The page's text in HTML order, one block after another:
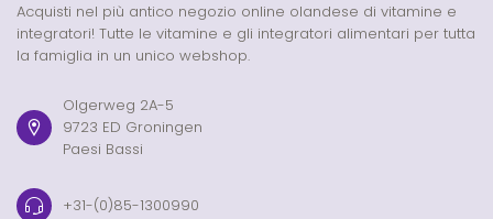
Acquisti nel più antico negozio online olandese di vitamine e
integratori! Tutte le vitamine e gli integratori alimentari per tutta
la famiglia in un unico webshop.
Olgerweg 2A-5
9723 ED Groningen
Paesi Bassi
+31-(0)85-1300990